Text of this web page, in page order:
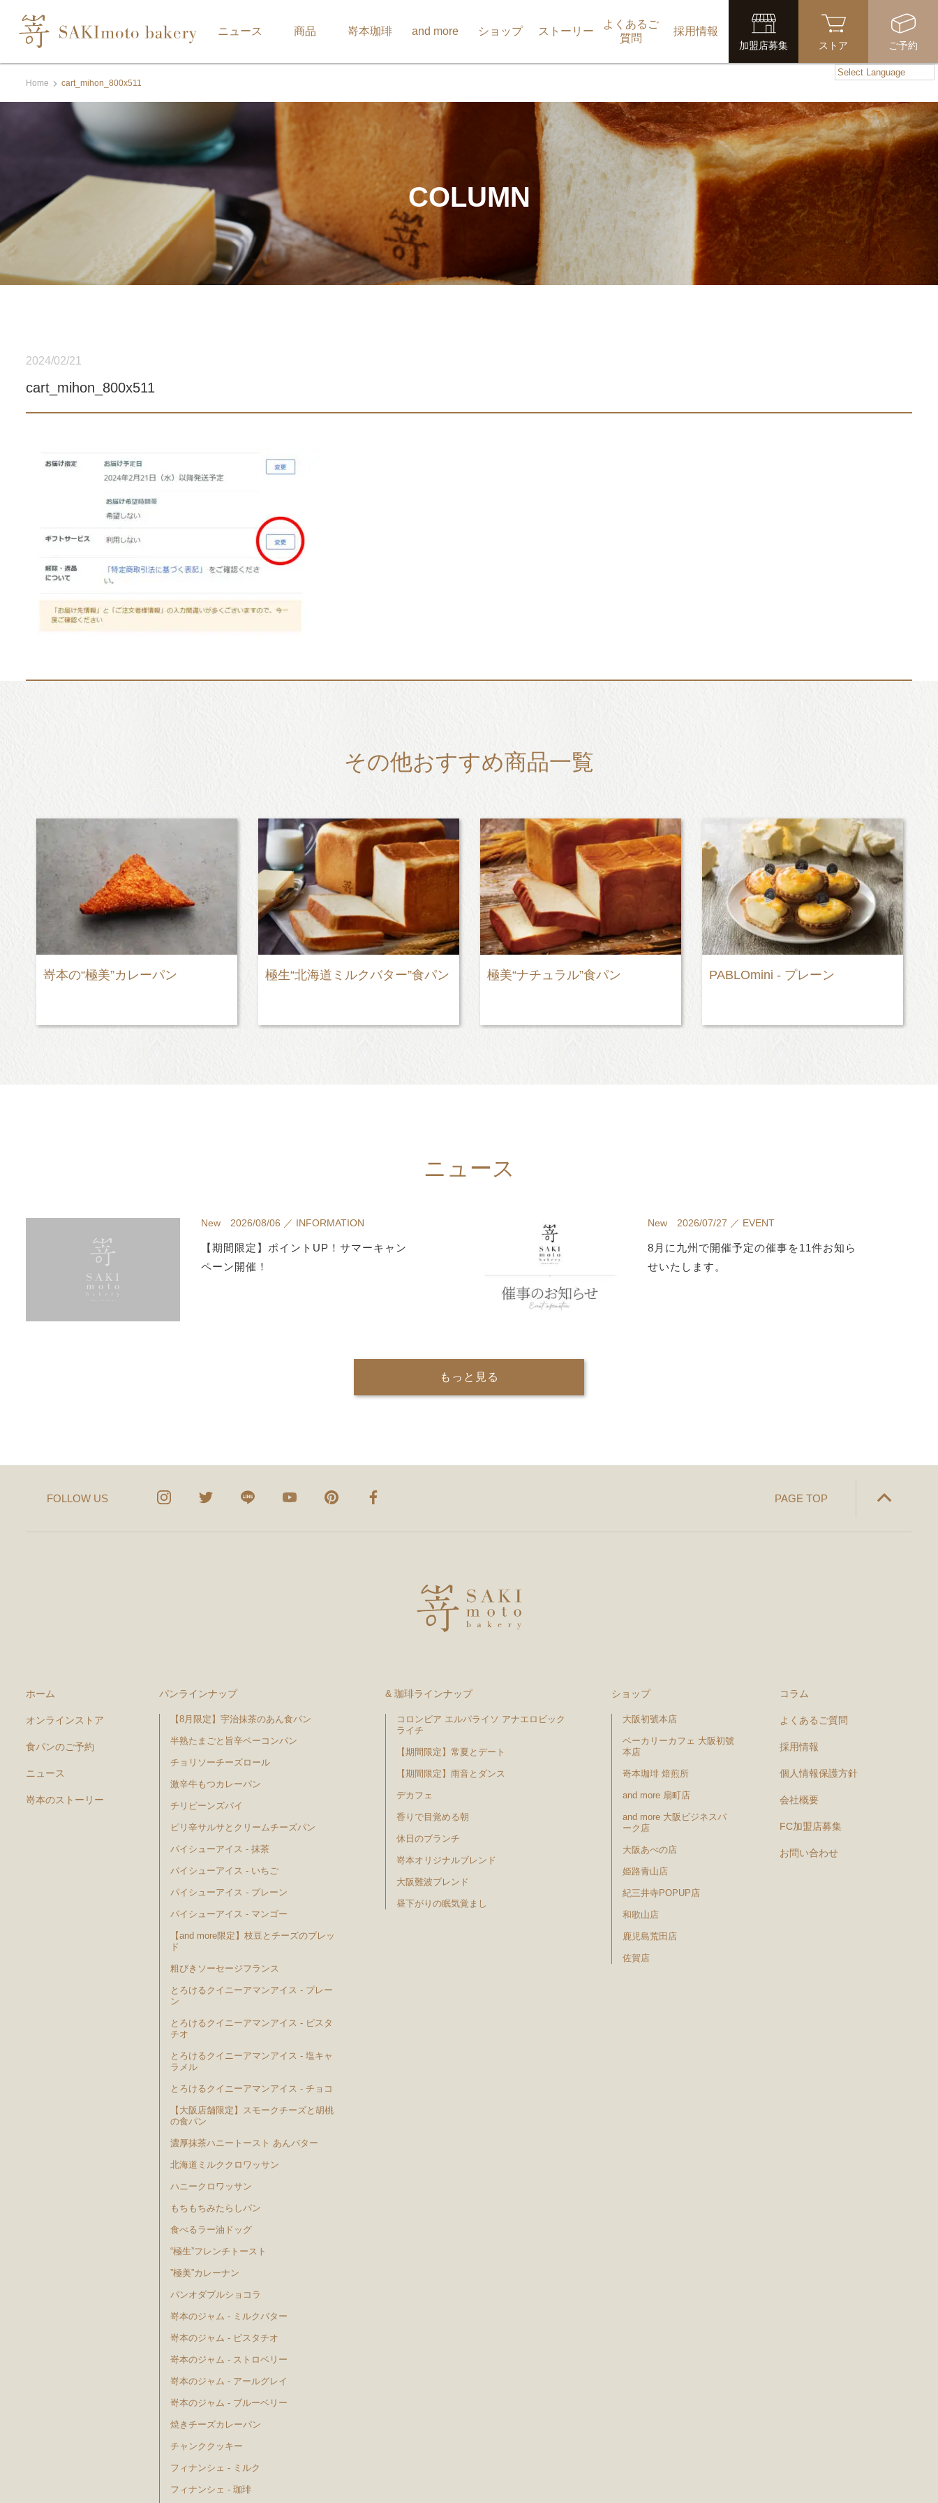
ニュース 商品 嵜本珈琲 and more ショップ ストーリー
よくあるご
質問
採用情報
加盟店募集 ストア ご予約
Home cart_mihon_800x511
COLUMN
2024/02/21
cart_mihon_800x511
その他おすすめ商品一覧
極生“北海道ミルクバター”食パン 極美“ナチュラル”食パン PABLOmini - プレーン “極生”クリームあんパン
ニュース
New 2026/08/06 ／ INFORMATION
【期間限定】ポイントUP！サマーキャン
ペーン開催！
New 2026/07/27 ／ EVENT
8月に九州で開催予定の催事を11件お知ら
せいたします。
もっと見る
PAGE TOP
FOLLOW US
ホーム
オンラインストア
食パンのご予約
ニュース
嵜本のストーリー
パンラインナップ
【8月限定】宇治抹茶のあん食パン
半熟たまごと旨辛ベーコンパン
チョリソーチーズロール
激辛牛もつカレーパン
チリビーンズパイ
ピリ辛サルサとクリームチーズパン
パイシューアイス - 抹茶
パイシューアイス - いちご
パイシューアイス - プレーン
パイシューアイス - マンゴー
【and more限定】枝豆とチーズのブレッ
ド
粗びきソーセージフランス
とろけるクイニーアマンアイス - プレー
ン
とろけるクイニーアマンアイス - ピスタ
チオ
とろけるクイニーアマンアイス - 塩キャ
ラメル
とろけるクイニーアマンアイス - チョコ
【大阪店舗限定】スモークチーズと胡桃
の食パン
濃厚抹茶ハニートースト あんバター
北海道ミルククロワッサン
ハニークロワッサン
もちもちみたらしパン
食べるラー油ドッグ
“極生”フレンチトースト
”極美”カレーナン
パンオダブルショコラ
嵜本のジャム - ミルクバター
嵜本のジャム - ピスタチオ
嵜本のジャム - ストロベリー
嵜本のジャム - アールグレイ
嵜本のジャム - ブルーベリー
焼きチーズカレーパン
チャンククッキー
フィナンシェ - ミルク
フィナンシェ - 珈琲
& 珈琲ラインナップ
コロンビア エルパライソ アナエロビック
ライチ
【期間限定】常夏とデート
【期間限定】雨音とダンス
デカフェ
香りで目覚める朝
休日のブランチ
嵜本オリジナルブレンド
大阪難波ブレンド
昼下がりの眠気覚まし
ショップ
大阪初號本店
ベーカリーカフェ 大阪初號
本店
嵜本珈琲 焙煎所
and more 扇町店
and more 大阪ビジネスパ
ーク店
大阪あべの店
姫路青山店
紀三井寺POPUP店
和歌山店
鹿児島荒田店
佐賀店
コラム
よくあるご質問
採用情報
個人情報保護方針
会社概要
FC加盟店募集
お問い合わせ